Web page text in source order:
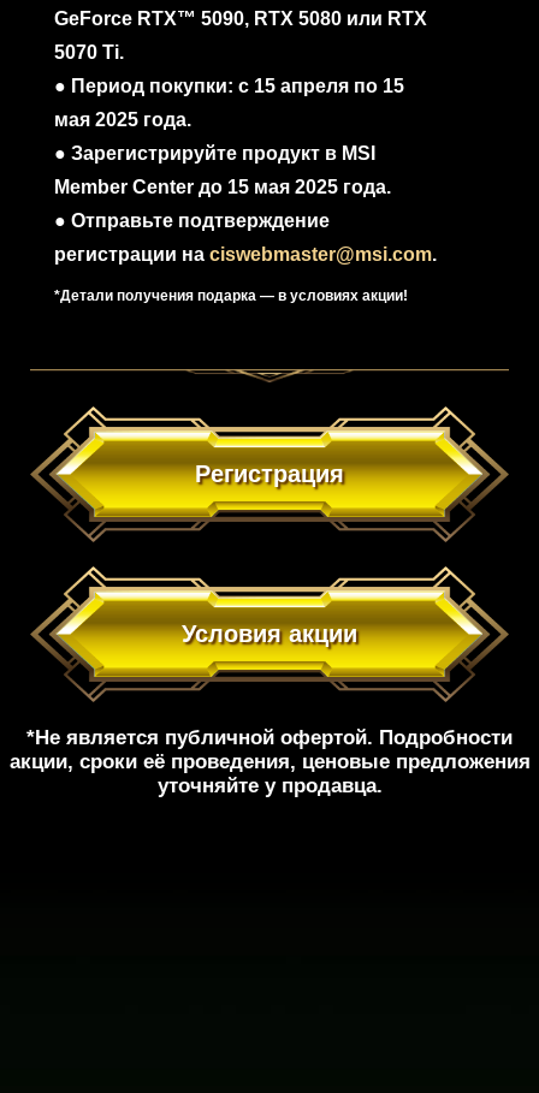
GeForce RTX™ 5090, RTX 5080 или RTX
5070 Ti.
● Период покупки: с 15 апреля по 15
мая 2025 года.
● Зарегистрируйте продукт в MSI
Member Center до 15 мая 2025 года.
● Отправьте подтверждение
регистрации на ciswebmaster@msi.com.
*Детали получения подарка — в условиях акции!
Регистрация
Условия акции
*Не является публичной офертой. Подробности
акции, сроки её проведения, ценовые предложения
уточняйте у продавца.